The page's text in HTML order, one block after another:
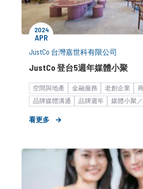
2024
APR
JustCo 台灣嘉世科有限公司
JustCo 登台5週年媒體小聚
空間與地產 金融服務 老創企業
品牌媒體溝通
品牌週年 媒體小聚
看更多